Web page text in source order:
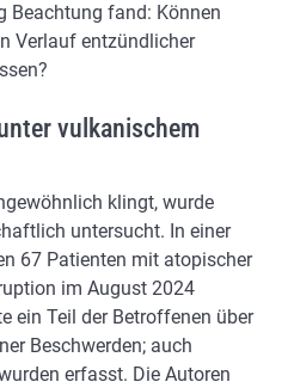
Beachtung fand: Können
Verlauf entzündlicher
vulkanischem
klingt, wurde
untersucht. In einer
67 Patienten mit atopischer
im August 2024
ein Teil der Betroffenen über
Beschwerden; auch
erfasst. Die Autoren